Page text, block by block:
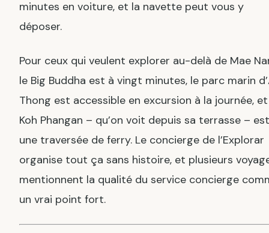
minutes en voiture, et la navette peut vous y
déposer.
Pour ceux qui veulent explorer au-delà de Mae
le Big Buddha est à vingt minutes, le parc marin
Thong est accessible en excursion à la journée, et
Koh Phangan – qu’on voit depuis sa terrasse –
une traversée de ferry. Le concierge de l’Explorar
organise tout ça sans histoire, et plusieurs
mentionnent la qualité du service concierge
un vrai point fort.